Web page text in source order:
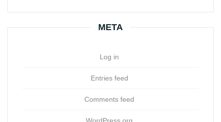
META
Log in
Entries feed
Comments feed